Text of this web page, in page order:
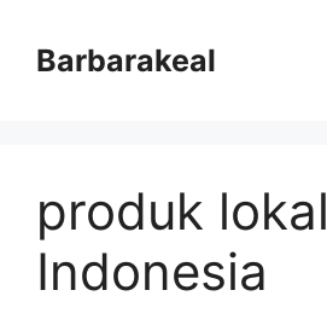
contentBarbarakeal
produk lokal
Indonesia